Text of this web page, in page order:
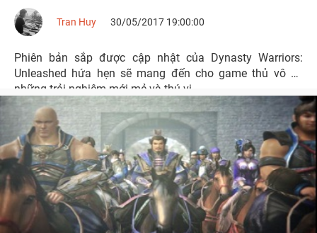
Tran Huy 30/05/2017 19:00:00
Phiên bản sắp được cập nhật của Dynasty Warriors:
Unleashed hứa hẹn sẽ mang đến cho game thủ vô số
những trải nghiệm mới mẻ và thú vị.